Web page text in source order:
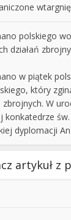
polskiego
działań
w piątek
który
zbrojnych. W
dyplomacji
artykuł z